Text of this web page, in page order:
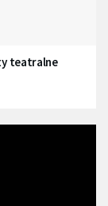
teatralne